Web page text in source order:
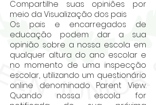
Compartilhe suas opiniões por
meio da Visualização dos pais
Os pais e encarregados de
educação podem dar a sua
opinião sobre a nossa escola em
qualquer altura do ano escolar e
no momento de uma inspecção
escolar, utilizando um questionário
online denominado Parent View.
Quando nossa escola for